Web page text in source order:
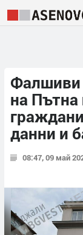
Фалшиви
на
данни и
08:47, 09 май